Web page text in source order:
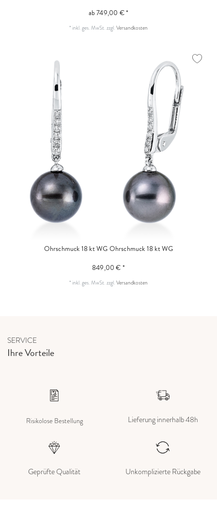
ab 749,00 € *
* inkl. ges. MwSt.zzgl.Versandkosten
Ohrschmuck 18 kt WGOhrschmuck 18 kt WG
849,00 € *
* inkl. ges. MwSt.zzgl.Versandkosten
SERVICE
Ihre Vorteile
Risikolose Bestellung Lieferung innerhalb 48h
Geprüfte Qualität Unkomplizierte Rückgabe